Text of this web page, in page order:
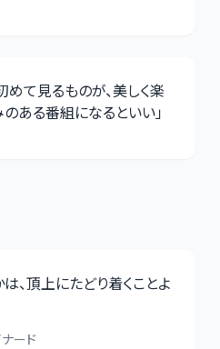
て見るものが、美しく楽
のある番組になるといい」
、頂上にたどり着くことよ
ナード